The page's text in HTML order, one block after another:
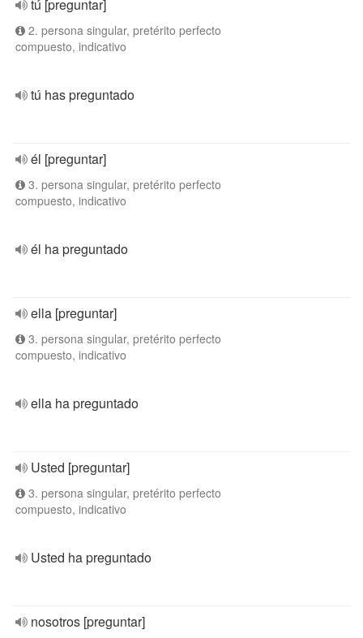
tú [preguntar]
2. persona singular, pretérito perfecto
compuesto, indicativo
tú has preguntado
él [preguntar]
3. persona singular, pretérito perfecto
compuesto, indicativo
él ha preguntado
ella [preguntar]
3. persona singular, pretérito perfecto
compuesto, indicativo
ella ha preguntado
Usted [preguntar]
3. persona singular, pretérito perfecto
compuesto, indicativo
Usted ha preguntado
nosotros [preguntar]